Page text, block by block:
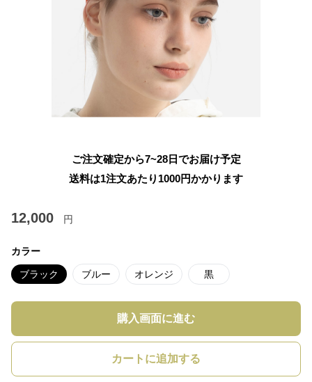
ご注文確定から7~28日でお届け予定
送料は1注文あたり 1000円かかります
12,000 円
カラー
ブラック ブルー オレンジ 黒
購入画面に進む
カートに追加する